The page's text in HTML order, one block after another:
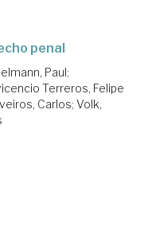
penal
Paul;
Terreros, Felipe
Carlos; Volk,